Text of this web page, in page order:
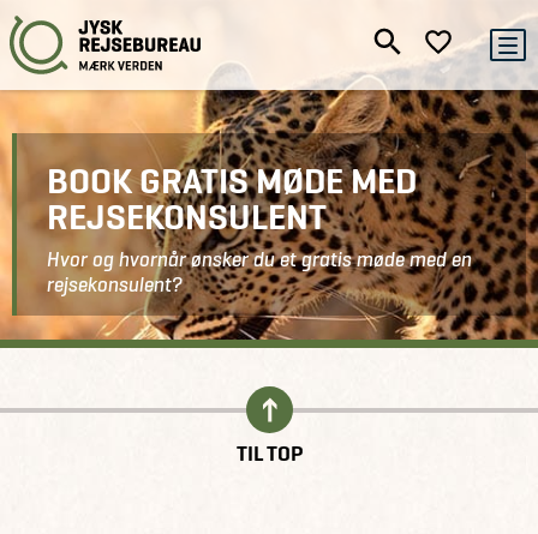
BOOK GRATIS MØDE MED
REJSEKONSULENT
Hvor og hvornår ønsker du et gratis møde med en
rejsekonsulent?
TIL TOP